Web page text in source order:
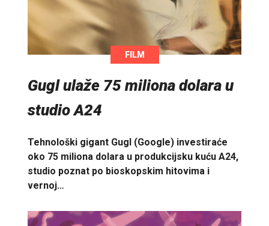
FILM
Gugl ulaže 75 miliona dolara u
studio A24
Tehnološki gigant Gugl (Google) investiraće
oko 75 miliona dolara u produkcijsku kuću A24,
studio poznat po bioskopskim hitovima i
vernoj…